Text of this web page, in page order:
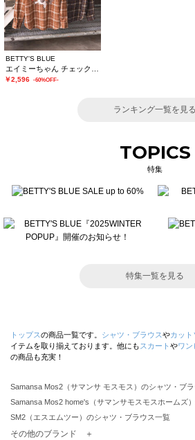
BETTY'S BLUE
￥2,596 -60%OFF-
ランキング一覧を見る
TOPICS
特集
特集一覧を見る
トップスの商品一覧です。 シャツ・ブラウスやカット
イテムを取り揃えております。他にも スカート やワン
の商品も充実！
Samansa Mos2（サマンサ モスモス）のシャツ・ブ
Samansa Mos2 home's（サマンサモスモスホームズ
SM2（エスエムツー）のシャツ・ブラウス一覧
その他のブランド ＋